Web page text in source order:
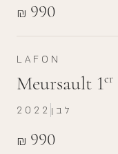
₪ 990
LAFON
Meursault 1er
₪ 990
2022 לבן